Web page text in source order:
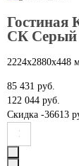
Гостиная
СК
2224х2880х448
85 431 руб.
122 044 руб.
Скидка -36613